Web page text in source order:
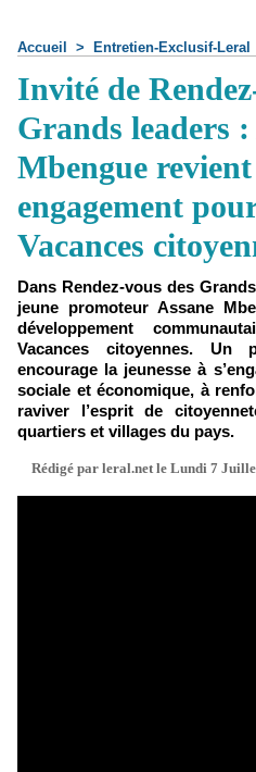
Accueil > Entretien-Exclusif-Leral
Invité de
Grands leaders :
Mbengue
engagement
Vacances
Dans Rendez-vous des
jeune promoteur Assane
développement
Vacances citoyennes. Un
encourage la jeunesse à
sociale et économique, à
raviver l’esprit de
quartiers et villages du pays.
Rédigé par leral.net le Lundi 7